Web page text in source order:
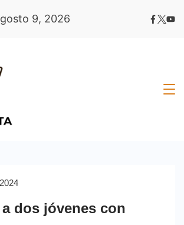
9, 2026
dos jóvenes con